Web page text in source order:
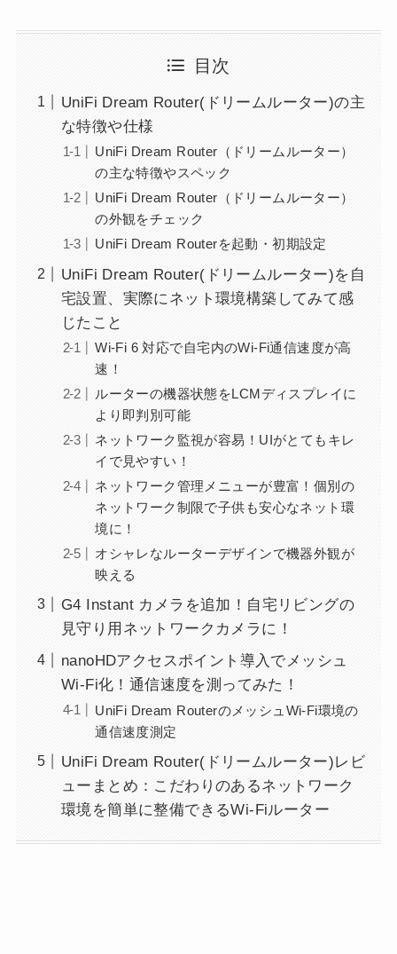
目次
UniFi Dream Router(ドリームルーター)の主
な特徴や仕様
UniFi Dream Router（ドリームルーター）
の主な特徴やスペック
UniFi Dream Router（ドリームルーター）
の外観をチェック
UniFi Dream Routerを起動・初期設定
UniFi Dream Router(ドリームルーター)を自
宅設置、実際にネット環境構築してみて感
じたこと
Wi-Fi 6 対応で自宅内のWi-Fi通信速度が高
速！
ルーターの機器状態をLCMディスプレイに
より即判別可能
ネットワーク監視が容易！UIがとてもキレ
イで見やすい！
ネットワーク管理メニューが豊富！個別の
ネットワーク制限で子供も安心なネット環
境に！
オシャレなルーターデザインで機器外観が
映える
G4 Instant カメラを追加！自宅リビングの
見守り用ネットワークカメラに！
nanoHDアクセスポイント導入でメッシュ
Wi-Fi化！通信速度を測ってみた！
UniFi Dream RouterのメッシュWi-Fi環境の
通信速度測定
UniFi Dream Router(ドリームルーター)レビ
ューまとめ：こだわりのあるネットワーク
環境を簡単に整備できるWi-Fiルーター